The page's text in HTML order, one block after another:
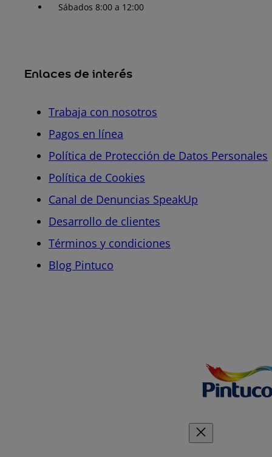
Sábados 8:00 a 12:00
Enlaces de interés
Trabaja con nosotros
Pagos en línea
Política de Protección de Datos Personales
Política de Cookies
Canal de Denuncias SpeakUp
Desarrollo de clientes
Términos y condiciones
Blog Pintuco